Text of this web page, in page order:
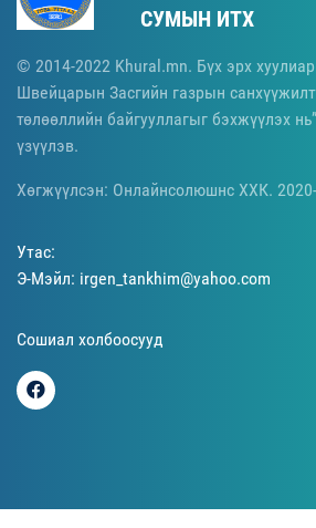
СУМЫН ИТХ
© 2014-2022 Khural.mn. Бүх эрх
Швейцарын Засгийн газрын
төлөөллийн байгууллагыг бэхжүүлэх
үзүүлэв.
Хөгжүүлсэн: Онлайнсолюшнс ХХК.
Утас:
Э-Мэйл: irgen_tankhim@yahoo.com
Сошиал холбоосууд